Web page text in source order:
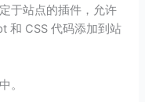
于站点的插件，允许
和 CSS 代码添加到站
。